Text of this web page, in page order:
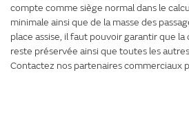
compte comme siège normal dans le
minimale ainsi que de la masse des
place assise, il faut pouvoir garantir que
reste préservée ainsi que toutes les
Contactez nos partenaires commerciaux